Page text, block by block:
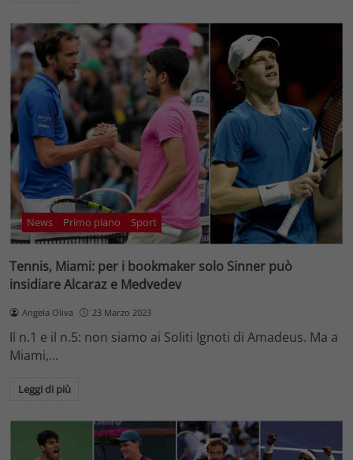
News Primo piano Sport
Tennis, Miami: per i bookmaker solo Sinner può
insidiare Alcaraz e Medvedev
Angela Oliva 23 Marzo 2023
Il n.1 e il n.5: non siamo ai Soliti Ignoti di Amadeus. Ma a
Miami,…
Leggi di più